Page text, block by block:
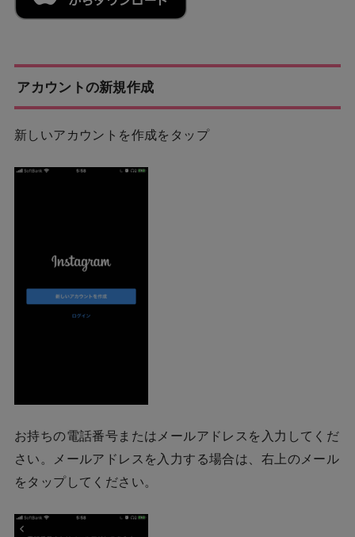
アカウントの新規作成
新しいアカウントを作成をタップ
お持ちの電話番号またはメールアドレスを入力してくだ
さい。メールアドレスを入力する場合は、右上のメール
をタップしてください。